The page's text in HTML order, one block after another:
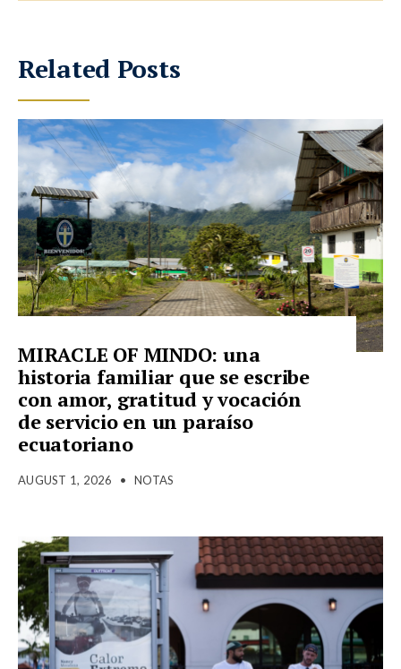
Related Posts
MIRACLE OF MINDO: una
historia familiar que se escribe
con amor, gratitud y vocación
de servicio en un paraíso
ecuatoriano
AUGUST 1, 2026 • NOTAS